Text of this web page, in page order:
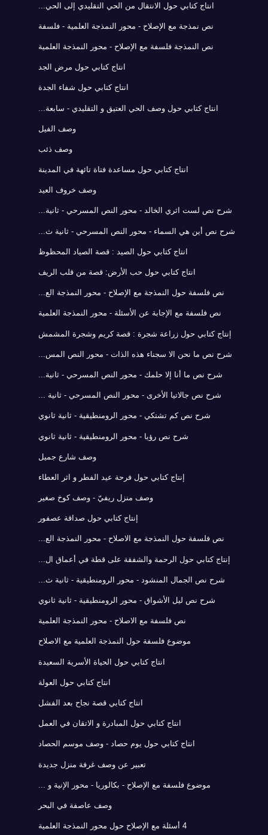
انتاج كتابي حول الانتقال من الحي التقليدي إلى الحي...
نص نمذجة مع الإصلاح - محور النمذجة العلمية - فلسفة
نص النمذجة فلسفة مع الإصلاح - محور النمذجة العلمية
انتاج كتابي حول مرض الجد
انتاج كتابي حول شفاء الجدة
انتاج كتابي حول وصف الحي العتيق و التقليدي - سابعة...
وصف الفيل
وصف ذئب
انتاج كتابي حول مساعدة فتاة تائهة في المدينة
وصف خروف العيد
شرح نص لست اثري الخالد - محور النص المسرحي - ثانية...
شرح نص أين هي السماء - محور النص المسرحي - ثانية ث...
انتاج كتابي حول الصيد : قصة الصياد المحظوظ
انتاج كتابي حول حب الأرض: قصة من قلب الريف
نص فلسفة حول النمذجة مع الإصلاح - محور النمذجة الع...
نص فلسفة مع الإجابة عن الأسئلة - محور النمذجة العلمية
إنتاج كتابي حول زراعة شجرة : قصة كريم وشجرة المشمش
شرح نص ما نحن الا سجناء هذه الذات - محور النص المس...
شرح نص ما أنا إلا حلمك - محور النص المسرحي - ثانية...
شرح نص جالاتيا الأخرى - محور النص المسرحي - ثانية ...
شرح نص كم تشتكي - محور الرومنطيقية - ثانية ثانوي
شرح نص رؤيا - محور الرومنطيقية - ثانية ثانوي
وصف شارع جميل
إنتاج كتابي حول فرحة عيد الفطر و اثر العطاء
وصف منزل ريفيّ - وصف كوخ صغير
إنتاج كتابي حول صداقة عصفور
نص فلسفة حول النمذجة مع الاصلاح - محور النمذجة الع...
إنتاج كتابي حول الرحمة والشفقة على قطة في أعماق ال...
شرح نص الجمال المنشود - محور الرومنطيقية - ثانية ث...
شرح نص ليل الأشواق - محور الرومنطيقية - ثانية ثانوي
نص فلسفة مع الاصلاح - محور النمذجة العلمية
موضوع فلسفة حول النمذجة العلمية مع الاصلاح
انتاج كتابي حول الحياة الأسرية السعيدة
انتاج كتابي حول العولة
انتاج كتابي قصة نجاح بعد الفشل
انتاج كتابي حول المبادرة و الاتقان في العمل
انتاج كتابي حول يوم حصاد - وصف موسم الحصاد
تعبير عن وصف غرفة منزل جديدة
موضوع فلسفة مع الإصلاح - بكالوريا - محور الإنية و ...
وصف عاصفة في البحر
4 أسئلة مع الإصلاح حول محور النمذجة العلمية